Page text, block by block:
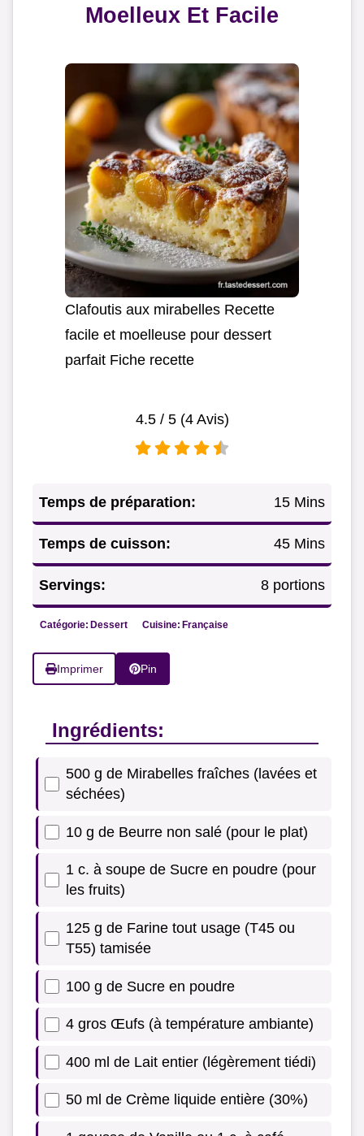
Moelleux Et Facile
Clafoutis aux mirabelles Recette
facile et moelleuse pour dessert
parfait Fiche recette
4.5/ 5 (4Avis)
Temps de préparation: 15 Mins
Temps de cuisson: 45 Mins
Servings: 8 portions
Catégorie: Dessert Cuisine: Française
Imprimer Pin
Ingrédients:
500 g de Mirabelles fraîches (lavées et
séchées)
10 g de Beurre non salé (pour le plat)
1 c. à soupe de Sucre en poudre (pour
les fruits)
125 g de Farine tout usage (T45 ou
T55) tamisée
100 g de Sucre en poudre
4 gros Œufs (à température ambiante)
400 ml de Lait entier (légèrement tiédi)
50 ml de Crème liquide entière (30%)